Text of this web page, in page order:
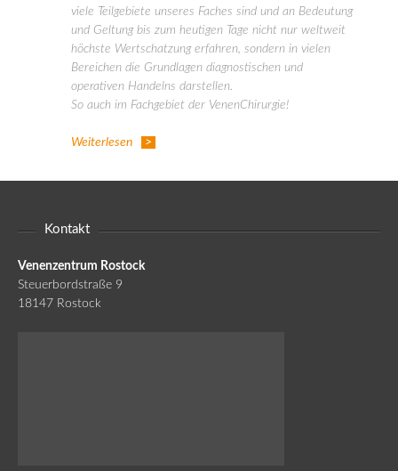
viele Teilgebiete unseres Faches sind und an Bedeutung
und Geltung bis zum heutigen Tage nicht nur weltweit
höchste Wertschatzung erfahren, sondern in vielen
Bereichen die Grundlagen diagnostischen und
operativen Handelns darstellen.
So auch im Fachgebiet der VenenChirurgie!
Weiterlesen
Kontakt
Venenzentrum Rostock
Steuerbordstraße 9
18147 Rostock